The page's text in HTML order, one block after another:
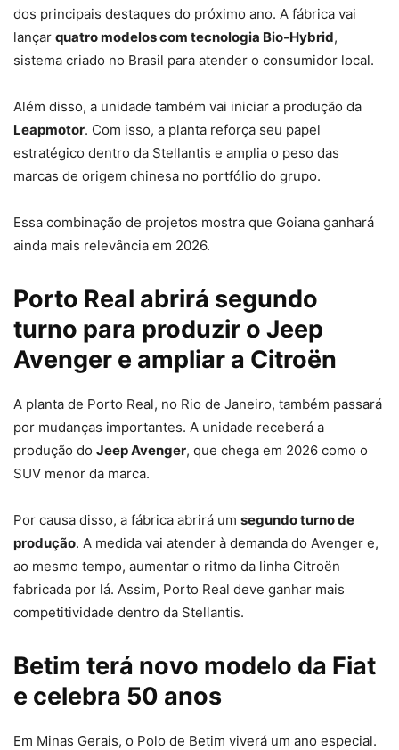
dos principais destaques do próximo ano. A fábrica vai
lançar quatro modelos com tecnologia Bio-Hybrid,
sistema criado no Brasil para atender o consumidor local.
Além disso, a unidade também vai iniciar a produção da
Leapmotor. Com isso, a planta reforça seu papel
estratégico dentro da Stellantis e amplia o peso das
marcas de origem chinesa no portfólio do grupo.
Essa combinação de projetos mostra que Goiana ganhará
ainda mais relevância em 2026.
Porto Real abrirá segundo
turno para produzir o Jeep
Avenger e ampliar a Citroën
A planta de Porto Real, no Rio de Janeiro, também passará
por mudanças importantes. A unidade receberá a
produção do Jeep Avenger, que chega em 2026 como o
SUV menor da marca.
Por causa disso, a fábrica abrirá um segundo turno de
produção. A medida vai atender à demanda do Avenger e,
ao mesmo tempo, aumentar o ritmo da linha Citroën
fabricada por lá. Assim, Porto Real deve ganhar mais
competitividade dentro da Stellantis.
Betim terá novo modelo da Fiat
e celebra 50 anos
Em Minas Gerais, o Polo de Betim viverá um ano especial.